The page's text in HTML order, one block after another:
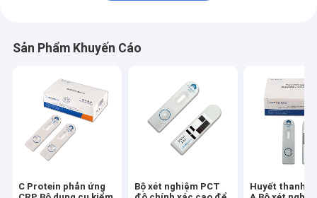
Sản Phẩm Khuyến Cáo
C Protein phản ứng
Bộ xét nghiệm PCT
Huyết thanh